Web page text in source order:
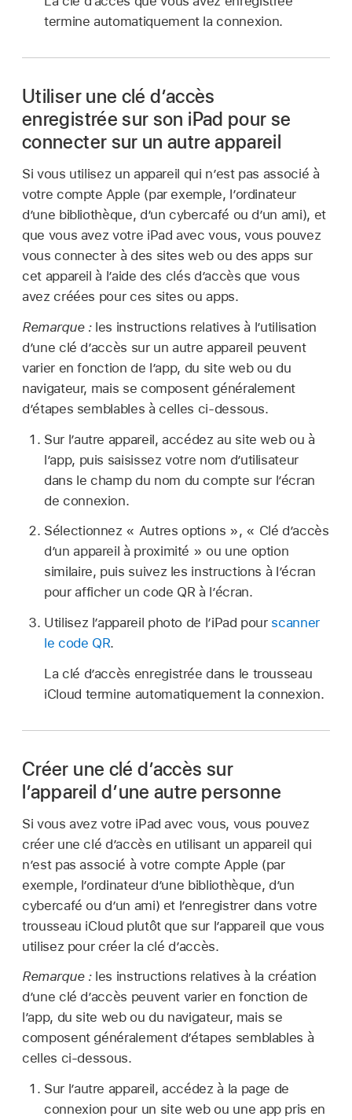
termine automatiquement la connexion.
Utiliser une clé d’accès
enregistrée sur son iPad pour se
connecter sur un autre appareil
Si vous utilisez un appareil qui n’est pas associé à
votre compte Apple (par exemple, l’ordinateur
d’une bibliothèque, d’un cybercafé ou d’un ami), et
que vous avez votre iPad avec vous, vous pouvez
vous connecter à des sites web ou des apps sur
cet appareil à l’aide des clés d’accès que vous
avez créées pour ces sites ou apps.
Remarque : les instructions relatives à l’utilisation
d’une clé d’accès sur un autre appareil peuvent
varier en fonction de l’app, du site web ou du
navigateur, mais se composent généralement
d’étapes semblables à celles ci-dessous.
Sur l’autre appareil, accédez au site web ou à
l’app, puis saisissez votre nom d’utilisateur
dans le champ du nom du compte sur l’écran
de connexion.
Sélectionnez « Autres options », « Clé d’accès
d’un appareil à proximité » ou une option
similaire, puis suivez les instructions à l’écran
pour afficher un code QR à l’écran.
Utilisez l’appareil photo de l’iPad pour scanner
le code QR.
La clé d’accès enregistrée dans le trousseau
iCloud termine automatiquement la connexion.
Créer une clé d’accès sur
l’appareil d’une autre personne
Si vous avez votre iPad avec vous, vous pouvez
créer une clé d’accès en utilisant un appareil qui
n’est pas associé à votre compte Apple (par
exemple, l’ordinateur d’une bibliothèque, d’un
cybercafé ou d’un ami) et l’enregistrer dans votre
trousseau iCloud plutôt que sur l’appareil que vous
utilisez pour créer la clé d’accès.
Remarque : les instructions relatives à la création
d’une clé d’accès peuvent varier en fonction de
l’app, du site web ou du navigateur, mais se
composent généralement d’étapes semblables à
celles ci-dessous.
Sur l’autre appareil, accédez à la page de
connexion pour un site web ou une app pris en